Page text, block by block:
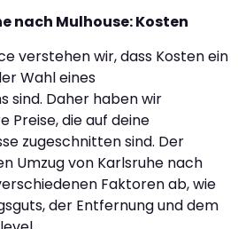
nach Mulhouse: Kosten
verstehen wir, dass Kosten ein
Wahl eines
sind. Daher haben wir
Preise, die auf deine
zugeschnitten sind. Der
Umzug von Karlsruhe nach
Faktoren ab, wie
der Entfernung und dem